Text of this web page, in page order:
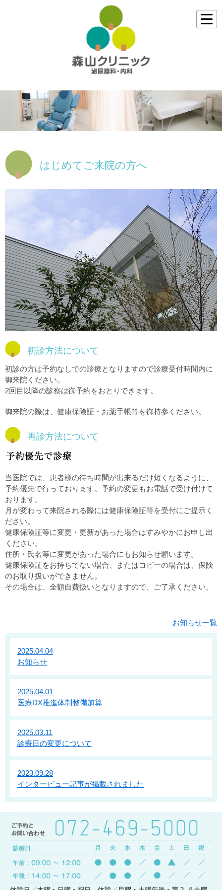
はじめてご来院の方へ
はじめてご来院の方へ
初診方法について
初診の方は予約なしでの診療となりますので診療受付時間内に
御来院ください。
2回目以降の診察は御予約をおとりできます。
御来院の際は、健康保険証・お薬手帳等を御持参ください。
再診方法について
当医院では、患者様の待ち時間が出来るだけ短くなるように、
予約優先で行っております。予約の変更もお電話で受け付けて
おります。
月が変わって来院される際には健康保険証等を受付にご提示く
ださい。
健康保険証等に変更・更新があった場合はすみやかにお申し出
ください。
住所・氏名等に変更があった場合にもお知らせ願います。
健康保険証をお持ちでない場合、またはコピーの場合は、保険
のお取り扱いができません。
その場合は、全額自費扱いとなりますので、ご了承ください。
お知らせ一覧
2025.04.04
お知らせ
2025.04.01
医療DX推進体制整備加算
2025.03.11
診療日の変更について
2023.09.28
インタービュー記事が掲載されました